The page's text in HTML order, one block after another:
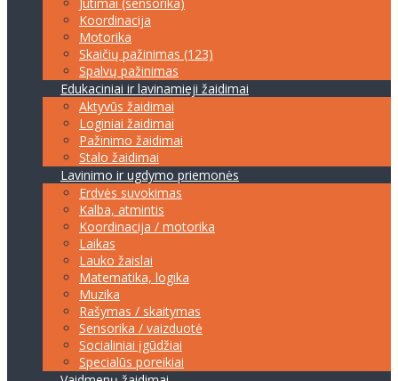
Koordinacija
Motorika
Skaičių pažinimas (123)
Spalvų pažinimas
Edukaciniai ir lavinamieji žaidimai
Aktyvūs žaidimai
Loginiai žaidimai
Pažinimo žaidimai
Stalo žaidimai
Lavinimo ir ugdymo priemonės
Erdvės suvokimas
Kalba, atmintis
Koordinacija / motorika
Laikas
Lauko žaislai
Matematika, logika
Muzika
Rašymas / skaitymas
Sensorika / vaizduotė
Socialiniai įgūdžiai
Specialūs poreikiai